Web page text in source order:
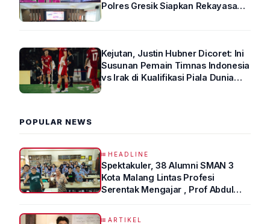
Polres Gresik Siapkan Rekayasa
Kejutan, Justin Hubner Dicoret: Ini
Susunan Pemain Timnas Indonesia
vs Irak di Kualifikasi Piala Dunia
POPULAR NEWS
HEADLINE
Spektakuler, 38 Alumni SMAN 3
Kota Malang Lintas Profesi
Serentak Mengajar , Prof Abdul
ARTIKEL